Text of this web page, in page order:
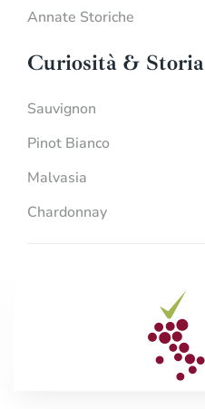
Annate Storiche
Curiosità & Storia
Sauvignon
Pinot Bianco
Malvasia
Chardonnay